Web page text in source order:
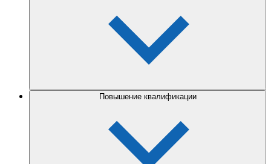
Повышение квалификации